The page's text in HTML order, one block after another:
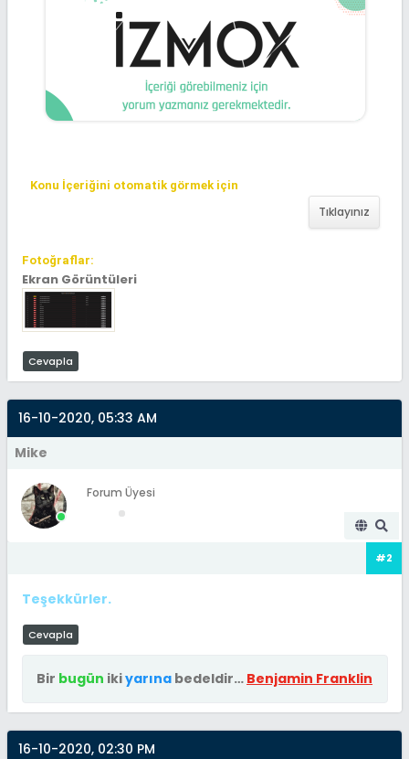
Konu İçeriğini otomatik görmek için
Tıklayınız
Fotoğraflar:
Ekran Görüntüleri
Cevapla
16-10-2020, 05:33 AM
Mike
Forum Üyesi
#2
Teşekkürler.
Cevapla
Bir bugün ikiyarına bedeldir… Benjamin Franklin
16-10-2020, 02:30 PM